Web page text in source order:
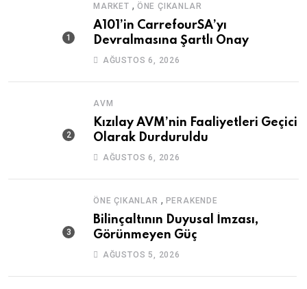
MARKET , ÖNE ÇIKANLAR
A101’in CarrefourSA’yı
Devralmasına Şartlı Onay
AĞUSTOS 6, 2026
AVM
Kızılay AVM’nin Faaliyetleri Geçici
Olarak Durduruldu
AĞUSTOS 6, 2026
ÖNE ÇIKANLAR , PERAKENDE
Bilinçaltının Duyusal İmzası,
Görünmeyen Güç
AĞUSTOS 5, 2026